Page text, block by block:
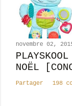
novembre 02,
NOËL
Partager 198